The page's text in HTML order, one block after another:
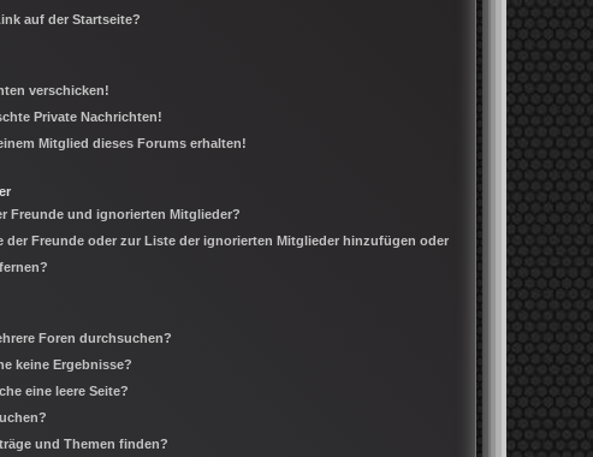
auf der Startseite?
verschicken!
Private Nachrichten!
Mitglied dieses Forums erhalten!
Freunde und ignorierten Mitglieder?
der Freunde oder zur Liste der ignorierten Mitglieder hinzufügen oder
Foren durchsuchen?
keine Ergebnisse?
eine leere Seite?
und Themen finden?